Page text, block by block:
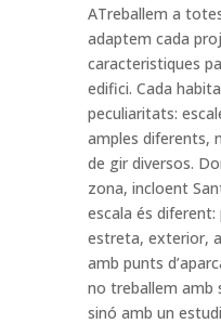
ATreballem a
adaptem cada
caracteristiques
edifici. Cada
peculiaritats:
amples diferents,
de gir diversos.
zona, incloent
escala és
estreta, exterior,
amb punts
no treballem amb
sinó amb un